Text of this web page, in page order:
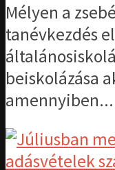
Mélyen a
tanévkezdés
beiskolázása
amennyiben...